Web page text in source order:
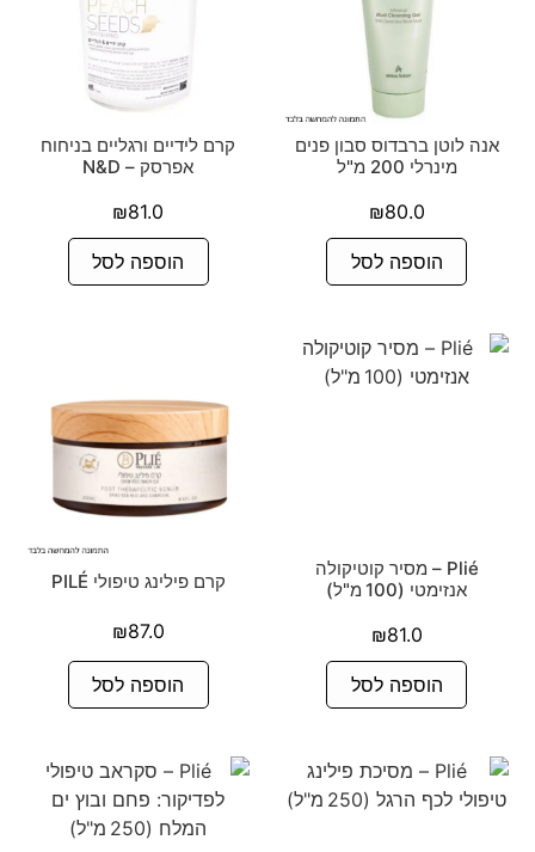
אנה לוטן ברבדוס סבון פנים
מינרלי 200 מ"ל
₪80.0
הוספה לסל
קרם לידיים ורגליים בניחוח
אפרסק – N&D
₪81.0
הוספה לסל
Plié – מסיר קוטיקולה
אנזימטי (100 מ"ל)
₪81.0
הוספה לסל
קרם פילינג טיפולי PILÉ
₪87.0
הוספה לסל